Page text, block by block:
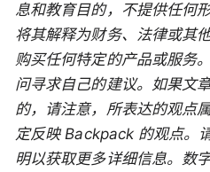
息和教育目的，不提供任何
将其解释为财务、法律或其
购买任何特定的产品或服务
问寻求自己的建议。如果文
的，请注意，所表达的观点
定反映 Backpack 的观点。
明以获取更多详细信息。数